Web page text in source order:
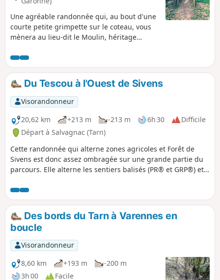
Une agréable randonnée qui, au bout d'une
courte petite grimpette sur le coteau, vous
mènera au lieu-dit le Moulin, héritage
pourrez imaginer les champs d'autrefois et
bénéficier de jolis panoramas sur la
campagne environnante avant de regagner
les bords de la rivière.
Du Tescou à l'Ouest de Sivens
Visorandonneur
20,62 km
+213 m -213 m 6h 30
Difficile
Départ à Salvagnac (Tarn)
Cette randonnée qui alterne zones agricoles et Forêt de
Sivens est donc assez ombragée sur une grande partie du
parcours. Elle alterne les sentiers balisés (PR® et GRP®) et
difficultés particulières, en dehors de la distance.
Randonnée qui peut se pratiquer en toute saison.
Des bords du Tarn à Varennes en
boucle
Visorandonneur
8,60 km
+193 m
-200 m
3h 00
Facile